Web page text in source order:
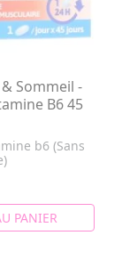
& Sommeil -
B6 45
b6 (Sans
PANIER